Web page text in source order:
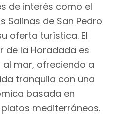
de interés como el
Salinas de San Pedro
oferta turística. El
de la Horadada es
mar, ofreciendo a
tranquila con una
basada en
mediterráneos.